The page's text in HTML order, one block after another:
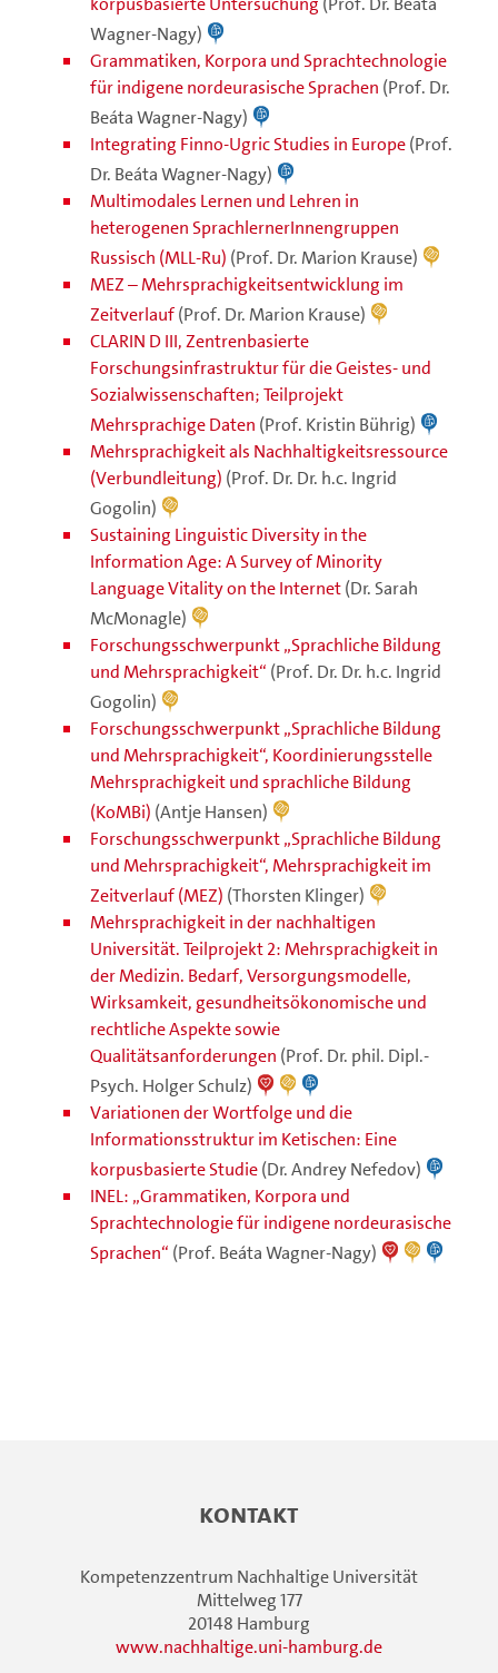
Wagner-Nagy)
Grammatiken, Korpora und Sprachtechnologie
für indigene nordeurasische Sprachen (Prof. Dr.
Beáta Wagner-Nagy)
Integrating Finno-Ugric Studies in Europe(Prof.
Dr. Beáta Wagner-Nagy)
Multimodales Lernen und Lehren in
heterogenen SprachlernerInnengruppen
Russisch (MLL-Ru) (Prof. Dr. Marion Krause)
MEZ – Mehrsprachigkeitsentwicklung im
Zeitverlauf(Prof. Dr. Marion Krause)
CLARIN D III, Zentrenbasierte
Forschungsinfrastruktur für die Geistes- und
Sozialwissenschaften; Teilprojekt
Mehrsprachige Daten (Prof. Kristin Bührig)
Mehrsprachigkeit als Nachhaltigkeitsressource
(Verbundleitung) (Prof. Dr. Dr. h.c. Ingrid
Gogolin)
Sustaining Linguistic Diversity in the
Information Age: A Survey of Minority
Language Vitality on the Internet(Dr. Sarah
McMonagle)
Forschungsschwerpunkt „Sprachliche Bildung
und Mehrsprachigkeit“ (Prof. Dr. Dr. h.c. Ingrid
Gogolin)
Forschungsschwerpunkt „Sprachliche Bildung
und Mehrsprachigkeit“, Koordinierungsstelle
Mehrsprachigkeit und sprachliche Bildung
(KoMBi) (Antje Hansen)
Forschungsschwerpunkt „Sprachliche Bildung
und Mehrsprachigkeit“, Mehrsprachigkeit im
Zeitverlauf (MEZ) (Thorsten Klinger)
Mehrsprachigkeit in der nachhaltigen
Universität. Teilprojekt 2: Mehrsprachigkeit in
der Medizin. Bedarf, Versorgungsmodelle,
Wirksamkeit, gesundheitsökonomische und
rechtliche Aspekte sowie
Qualitätsanforderungen (Prof. Dr. phil. Dipl.-
Psych. Holger Schulz)
Variationen der Wortfolge und die
Informationsstruktur im Ketischen: Eine
korpusbasierte Studie(Dr. Andrey Nefedov)
INEL: „Grammatiken, Korpora und
Sprachtechnologie für indigene nordeurasische
Sprachen“ (Prof. Beáta Wagner-Nagy)
Kontakt
Kompetenzzentrum Nachhaltige Universität
Mittelweg 177
20148 Hamburg
www.nachhaltige.uni-hamburg.de